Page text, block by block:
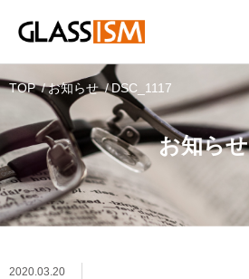
お知らせ
TOP お知らせ DSC_1117
2020.03.20